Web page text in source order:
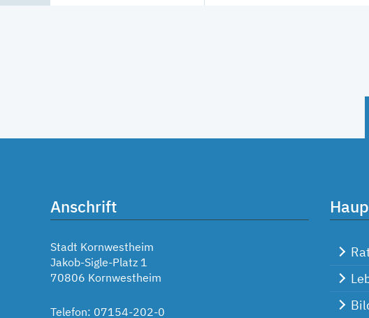
Anschrift
Stadt Kornwestheim
Jakob-Sigle-Platz 1
70806 Kornwestheim
Telefon: 07154-202-0